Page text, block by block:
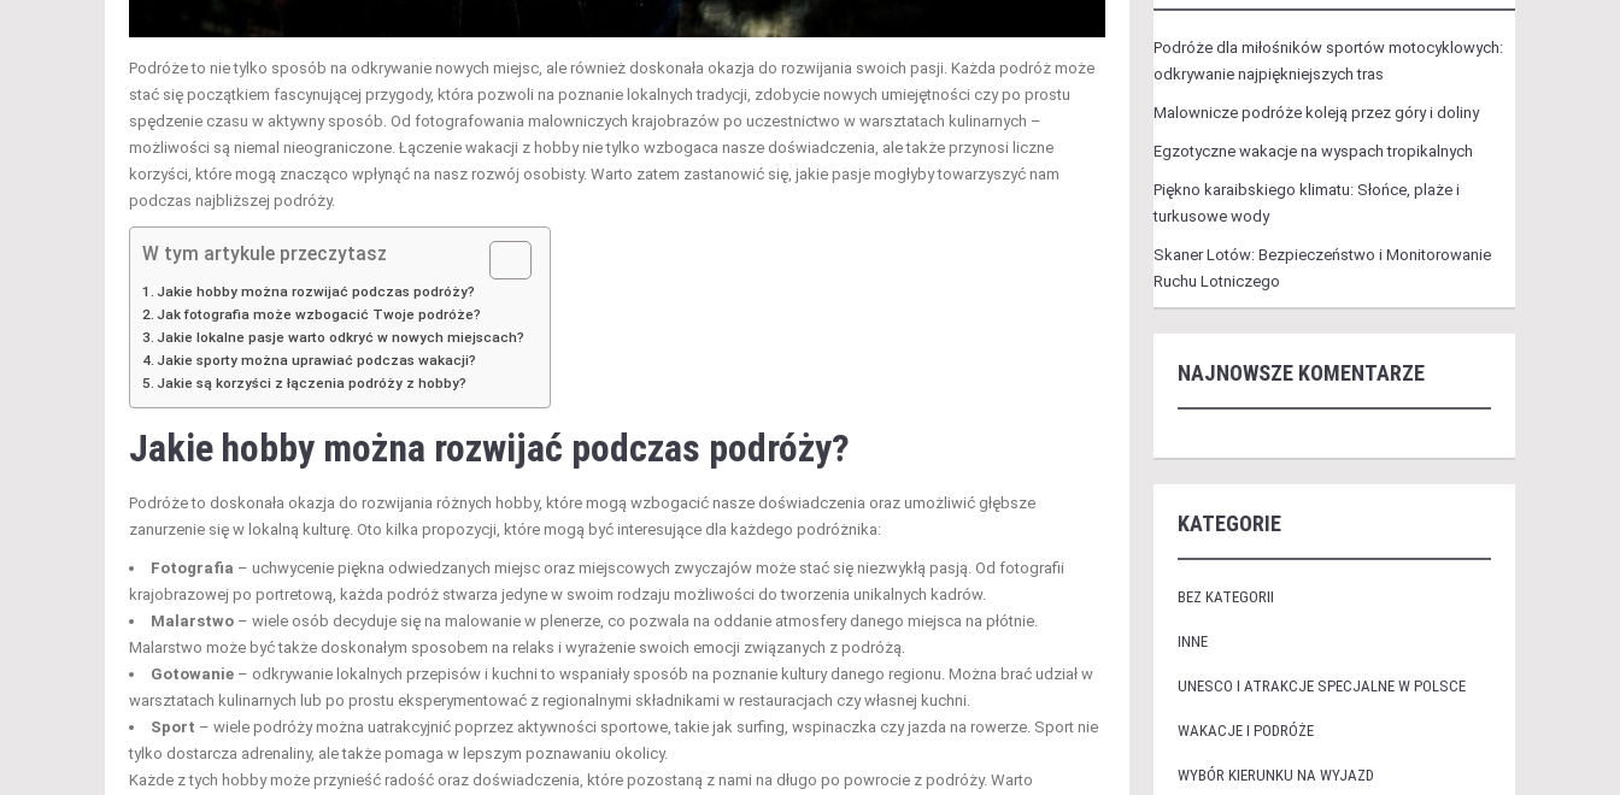
Podróże to nie tylko sposób na odkrywanie nowych miejsc, ale również doskonała okazja do rozwijania swoich pasji. Każda podróż może
stać się początkiem fascynującej przygody, która pozwoli na poznanie lokalnych tradycji, zdobycie nowych umiejętności czy po prostu
spędzenie czasu w aktywny sposób. Od fotografowania malowniczych krajobrazów po uczestnictwo w warsztatach kulinarnych –
możliwości są niemal nieograniczone. Łączenie wakacji z hobby nie tylko wzbogaca nasze doświadczenia, ale także przynosi liczne
korzyści, które mogą znacząco wpłynąć na nasz rozwój osobisty. Warto zatem zastanowić się, jakie pasje mogłyby towarzyszyć nam
podczas najbliższej podróży.
W tym artykule przeczytasz
Jakie hobby można rozwijać podczas podróży?
Jak fotografia może wzbogacić Twoje podróże?
Jakie lokalne pasje warto odkryć w nowych miejscach?
Jakie sporty można uprawiać podczas wakacji?
Jakie są korzyści z łączenia podróży z hobby?
Jakie hobby można rozwijać podczas podróży?
Podróże to doskonała okazja do rozwijania różnych hobby, które mogą wzbogacić nasze doświadczenia oraz umożliwić głębsze
zanurzenie się w lokalną kulturę. Oto kilka propozycji, które mogą być interesujące dla każdego podróżnika:
Fotografia – uchwycenie piękna odwiedzanych miejsc oraz miejscowych zwyczajów może stać się niezwykłą pasją. Od fotografii
krajobrazowej po portretową, każda podróż stwarza jedyne w swoim rodzaju możliwości do tworzenia unikalnych kadrów.
Malarstwo – wiele osób decyduje się na malowanie w plenerze, co pozwala na oddanie atmosfery danego miejsca na płótnie.
Malarstwo może być także doskonałym sposobem na relaks i wyrażenie swoich emocji związanych z podróżą.
Gotowanie – odkrywanie lokalnych przepisów i kuchni to wspaniały sposób na poznanie kultury danego regionu. Można brać udział w
warsztatach kulinarnych lub po prostu eksperymentować z regionalnymi składnikami w restauracjach czy własnej kuchni.
Sport – wiele podróży można uatrakcyjnić poprzez aktywności sportowe, takie jak surfing, wspinaczka czy jazda na rowerze. Sport nie
tylko dostarcza adrenaliny, ale także pomaga w lepszym poznawaniu okolicy.
Każde z tych hobby może przynieść radość oraz doświadczenia, które pozostaną z nami na długo po powrocie z podróży. Warto
Podróże dla miłośników sportów motocyklowych:
odkrywanie najpiękniejszych tras
Malownicze podróże koleją przez góry i doliny
Egzotyczne wakacje na wyspach tropikalnych
Piękno karaibskiego klimatu: Słońce, plaże i
turkusowe wody
Skaner Lotów: Bezpieczeństwo i Monitorowanie
Ruchu Lotniczego
NAJNOWSZE KOMENTARZE
KATEGORIE
BEZ KATEGORII
INNE
UNESCO I ATRAKCJE SPECJALNE W POLSCE
WAKACJE I PODRÓŻE
WYBÓR KIERUNKU NA WYJAZD